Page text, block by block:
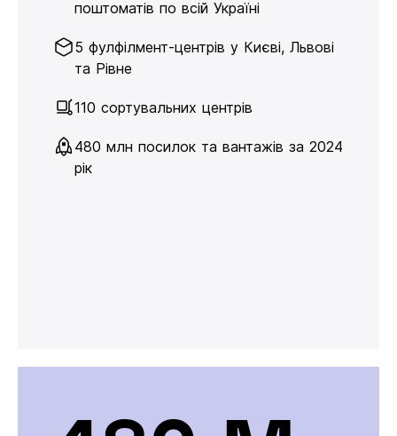
поштоматів по всій Україні
5 фулфілмент-центрів у Києві, Львові
та Рівне
110 сортувальних центрів
480 млн посилок та вантажів за 2024
рік